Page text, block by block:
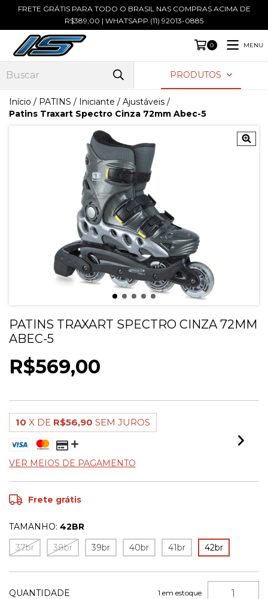
FRETE GRÁTIS PARA TODO O BRASIL NAS COMPRAS ACIMA DE
R$389,00 | WHATSAPP (11) 92013-0885
0 MENU
PRODUTOS
Início / PATINS / Iniciante / Ajustáveis /
Patins Traxart Spectro Cinza 72mm Abec-5
PATINS TRAXART SPECTRO CINZA 72MM
ABEC-5
R$569,00
10 X DE R$56,90 SEM JUROS
VER MEIOS DE PAGAMENTO
Frete grátis
TAMANHO: 42BR
37br
38br 39br 40br 41br 42br
QUANTIDADE 1 em estoque